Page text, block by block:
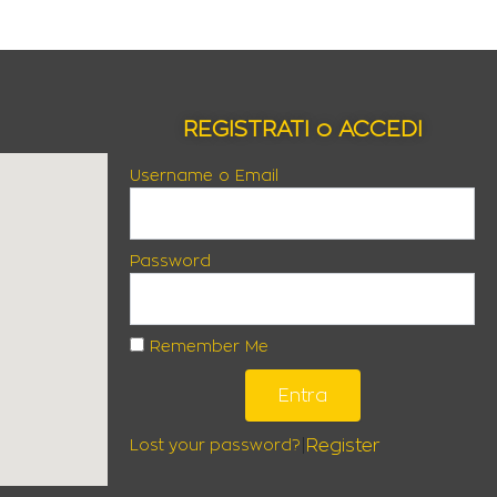
REGISTRATI o ACCEDI
Username o Email
Password
Remember Me
Entra
Lost your password? Register